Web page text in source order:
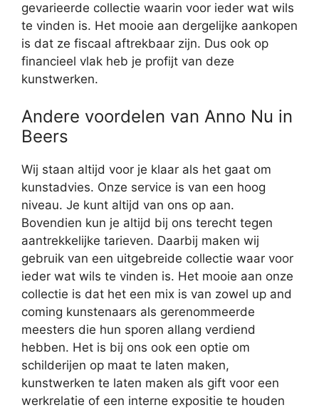
gevarieerde collectie waarin voor ieder wat wils
te vinden is. Het mooie aan dergelijke aankopen
is dat ze fiscaal aftrekbaar zijn. Dus ook op
financieel vlak heb je profijt van deze
kunstwerken.
Andere voordelen van Anno Nu in
Beers
Wij staan altijd voor je klaar als het gaat om
kunstadvies. Onze service is van een hoog
niveau. Je kunt altijd van ons op aan.
Bovendien kun je altijd bij ons terecht tegen
aantrekkelijke tarieven. Daarbij maken wij
gebruik van een uitgebreide collectie waar voor
ieder wat wils te vinden is. Het mooie aan onze
collectie is dat het een mix is van zowel up and
coming kunstenaars als gerenommeerde
meesters die hun sporen allang verdiend
hebben. Het is bij ons ook een optie om
schilderijen op maat te laten maken,
kunstwerken te laten maken als gift voor een
werkrelatie of een interne expositie te houden